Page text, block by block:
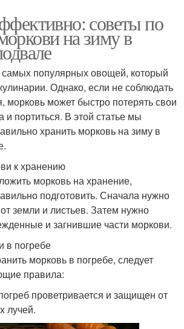
советы по
на зиму в
самых популярных овощей, который
Однако, если не соблюдать
морковь может быстро потерять свои
и портиться. В этой статье мы
хранить морковь на зиму в
к хранению
морковь на хранение,
подготовить. Сначала нужно
земли и листьев. Затем нужно
и загнившие части моркови.
в погребе
морковь в погребе, следует
правила:
проветривается и защищен от
лучей.